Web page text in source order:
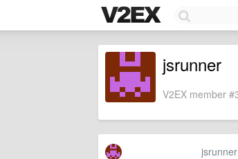
jsrunner
V2EX member
jsrunner